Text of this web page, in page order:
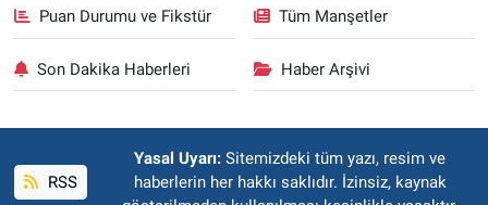
Puan Durumu ve Fikstür Tüm Manşetler
Son Dakika Haberleri Haber Arşivi
RSS
Yasal Uyarı: Sitemizdeki tüm yazı, resim ve
haberlerin her hakkı saklıdır. İzinsiz, kaynak